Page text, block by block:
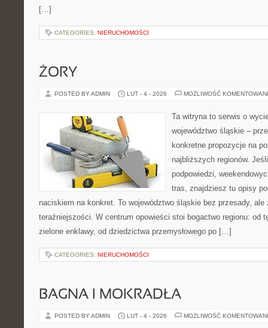
[…]
CATEGORIES: NIERUCHOMOŚCI
ŻORY
POSTED BY ADMIN LUT - 4 - 2026 MOŻLIWOŚĆ
Ta witryna to serwis o
województwo śląskie –
konkretne propozycje na
najbliższych regionów.
podpowiedzi,
tras, znajdziesz tu opisy
naciskiem na konkret. To województwo śląskie bez przesady,
teraźniejszości. W centrum opowieści stoi bogactwo regionu: od
zielone enklawy, od dziedzictwa przemysłowego po […]
CATEGORIES: NIERUCHOMOŚCI
BAGNA I MOKRADŁA
POSTED BY ADMIN LUT - 4 - 2026 MOŻLIWOŚĆ